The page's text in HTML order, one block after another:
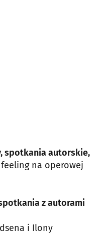
spotkania autorskie,
na operowej
z autorami
i Ilony